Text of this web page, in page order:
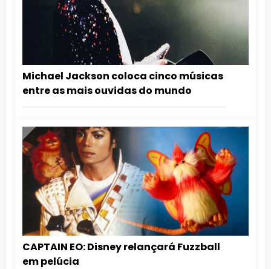
Michael Jackson coloca cinco músicas
entre as mais ouvidas do mundo
CAPTAIN EO: Disney relançará Fuzzball
em pelúcia